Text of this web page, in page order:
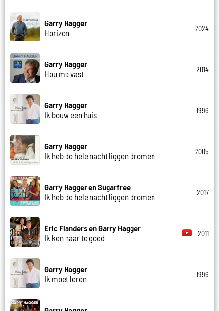
Garry Hagger
Horizon
2024
Garry Hagger
Hou me vast
2014
Garry Hagger
Ik bouw een huis
1996
Garry Hagger
Ik heb de hele nacht liggen dromen
2005
Garry Hagger en Sugarfree
Ik heb de hele nacht liggen dromen
2017
Eric Flanders en Garry Hagger
Ik ken haar te goed
2011
Garry Hagger
Ik moet leren
1996